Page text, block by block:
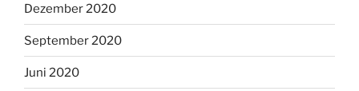
Dezember 2020
September 2020
Juni 2020